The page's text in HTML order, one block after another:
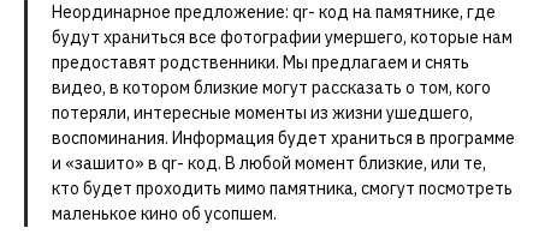
Неординарное предложение: qr- код на памятнике, где
будут храниться все фотографии умершего, которые нам
предоставят родственники. Мы предлагаем и снять
видео, в котором близкие могут рассказать о том, кого
потеряли, интересные моменты из жизни ушедшего,
воспоминания. Информация будет храниться в программе
и «зашито» в qr- код. В любой момент близкие, или те,
кто будет проходить мимо памятника, смогут посмотреть
маленькое кино об усопшем.